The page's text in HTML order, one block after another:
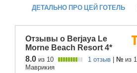
ДЕТАЛЬНО ПРО ЦЕЙ ГОТЕЛЬ